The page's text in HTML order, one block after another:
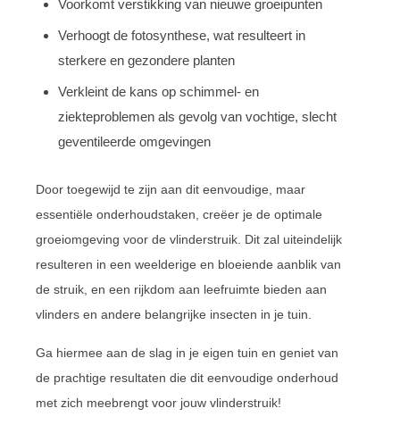
Voorkomt verstikking van nieuwe groeipunten
Verhoogt de fotosynthese, wat resulteert in
sterkere en gezondere planten
Verkleint de kans op schimmel- en
ziekteproblemen als gevolg van vochtige, slecht
geventileerde omgevingen
Door toegewijd te zijn aan dit eenvoudige, maar
essentiële onderhoudstaken, creëer je de optimale
groeiomgeving voor de vlinderstruik. Dit zal uiteindelijk
resulteren in een weelderige en bloeiende aanblik van
de struik, en een rijkdom aan leefruimte bieden aan
vlinders en andere belangrijke insecten in je tuin.
Ga hiermee aan de slag in je eigen tuin en geniet van
de prachtige resultaten die dit eenvoudige onderhoud
met zich meebrengt voor jouw vlinderstruik!